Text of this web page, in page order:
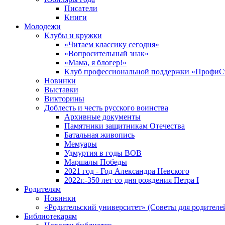
Писатели
Книги
Молодежи
Клубы и кружки
«Читаем классику сегодня»
«Вопросительный знак»
«Мама, я блогер!»
Клуб профессиональной поддержки
Новинки
Выставки
Викторины
Доблесть и честь русского воинства
Архивные документы
Памятники защитникам Отечества
Батальная живопись
Мемуары
Удмуртия в годы ВОВ
Маршалы Победы
2021 год - Год Александра Невского
2022г.-350 лет со дня рождения Петра I
Родителям
Новинки
«Родительский университет» (Советы для
Библиотекарям